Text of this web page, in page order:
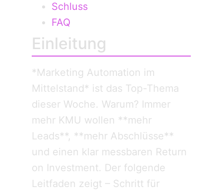
Schluss
FAQ
Einleitung
*Marketing Automation im
Mittelstand* ist das Top-Thema
dieser Woche. Warum? Immer
mehr KMU wollen **mehr
Leads**, **mehr Abschlüsse**
und einen klar messbaren Return
on Investment. Der folgende
Leitfaden zeigt – Schritt für